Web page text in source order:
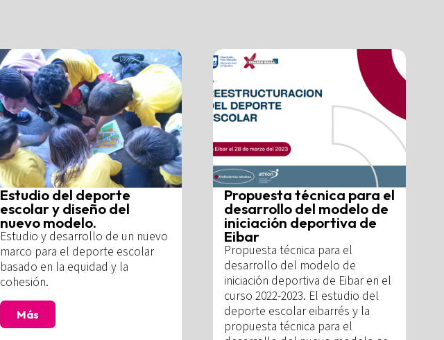
Estudio del deporte
escolar y diseño del
nuevo modelo.
Estudio y desarrollo de un nuevo
marco para el deporte escolar
basado en la equidad y la
cohesión.
Más
Propuesta técnica para el
desarrollo del modelo de
iniciación deportiva de
Eibar
Propuesta técnica para el
desarrollo del modelo de
iniciación deportiva de Eibar en el
curso 2022-2023. El estudio del
deporte escolar eibarrés y la
propuesta técnica para el